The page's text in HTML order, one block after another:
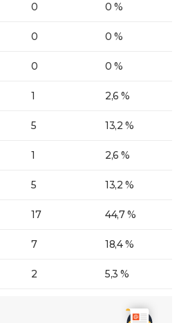
0 0 %
0 0 %
0 0 %
1 2,6 %
5 13,2 %
1 2,6 %
5 13,2 %
17 44,7 %
7 18,4 %
2 5,3 %